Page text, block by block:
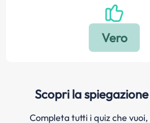
Scopri la
Completa tutti i quiz che